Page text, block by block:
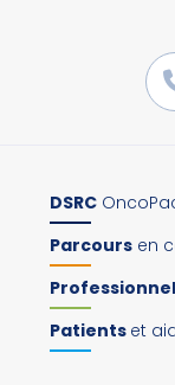
DSRC
Parcours en
Patients et